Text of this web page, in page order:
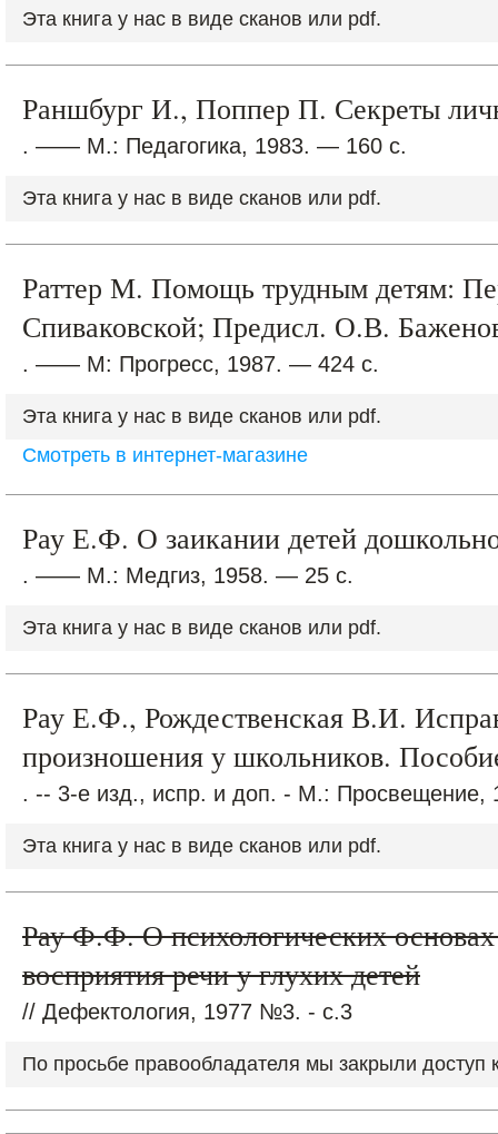
Эта книга у нас в виде сканов или pdf.
Раншбург И., Поппер П. Секреты
. —— М.: Педагогика, 1983. — 160 с.
Эта книга у нас в виде сканов или pdf.
Раттер М. Помощь трудным детям:
Спиваковской; Предисл. О.В.
. —— М: Прогресс, 1987. — 424 с.
Эта книга у нас в виде сканов или pdf.
Смотреть в интернет-магазине
Рау Е.Ф. О заикании детей
. —— М.: Медгиз, 1958. — 25 с.
Эта книга у нас в виде сканов или pdf.
Рау Е.Ф., Рождественская В.И.
произношения у школьников.
. -- 3-е изд., испр. и доп. - М.: Просвещение,
Эта книга у нас в виде сканов или pdf.
Рау Ф.Ф. О психологических основах
восприятия речи у глухих детей
// Дефектология, 1977 №3. - с.3
По просьбе правообладателя мы закрыли доступ